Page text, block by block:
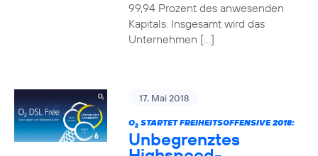
99,94 Prozent des anwesenden
Kapitals. Insgesamt wird das
Unternehmen […]
17. Mai 2018
O2STARTET FREIHEITSOFFENSIVE 2018:
Unbegrenztes